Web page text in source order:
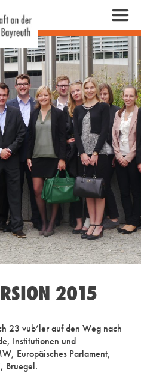
2015
23 vub’ler auf den Weg nach
Institutionen und
Europäisches Parlament,
Bruegel.